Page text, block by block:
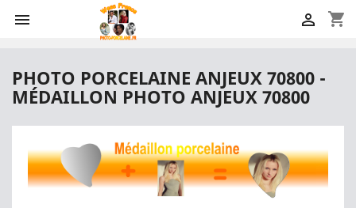
 shopping_cart

PHOTO PORCELAINE ANJEUX 70800 -
MÉDAILLON PHOTO ANJEUX 70800